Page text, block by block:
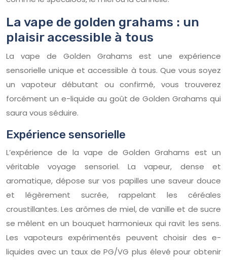
La vape de golden grahams : un
plaisir accessible à tous
La vape de Golden Grahams est une expérience
sensorielle unique et accessible à tous. Que vous soyez
un vapoteur débutant ou confirmé, vous trouverez
forcément un e-liquide au goût de Golden Grahams qui
saura vous séduire.
Expérience sensorielle
L’expérience de la vape de Golden Grahams est un
véritable voyage sensoriel. La vapeur, dense et
aromatique, dépose sur vos papilles une saveur douce
et légèrement sucrée, rappelant les céréales
croustillantes. Les arômes de miel, de vanille et de sucre
se mêlent en un bouquet harmonieux qui ravit les sens.
Les vapoteurs expérimentés peuvent choisir des e-
liquides avec un taux de PG/VG plus élevé pour obtenir